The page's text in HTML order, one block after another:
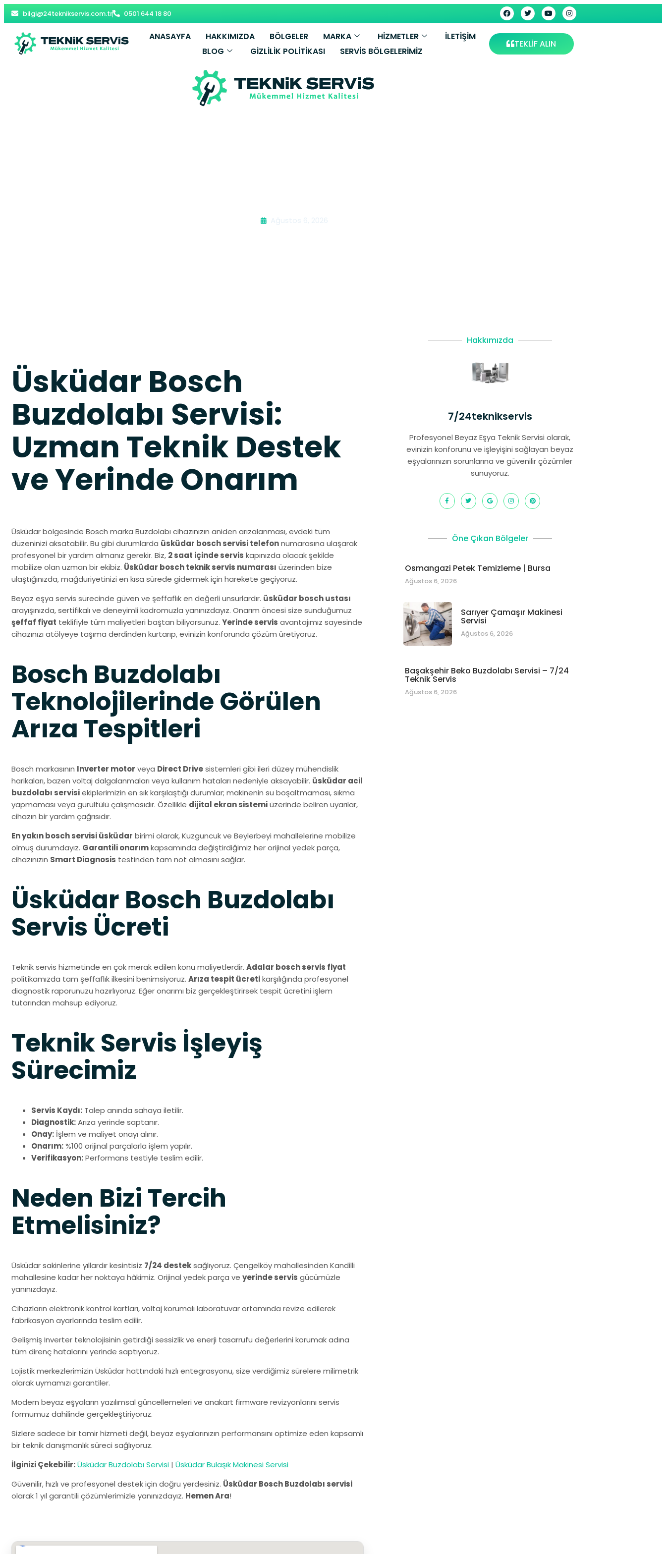
bilgi@24teknikservis.com.tr 0501 644 18 80
ANASAYFA HAKKIMIZDA BÖLGELER MARKA HİZMETLER
İLETIŞIM
BLOG
GIZLILIK POLITIKASI SERVIS BÖLGELERIMIZ
TEKLİF ALIN
Ağustos 6, 2026
Üsküdar Bosch
Buzdolabı Servisi:
Uzman Teknik Destek
ve Yerinde Onarım
Üsküdar bölgesinde Bosch marka Buzdolabı cihazınızın aniden arızalanması, evdeki tüm
düzeninizi aksatabilir. Bu gibi durumlarda üsküdar bosch servisi telefonnumarasına ulaşarak
profesyonel bir yardım almanız gerekir. Biz, 2 saat içinde servis kapınızda olacak şekilde
mobilize olan uzman bir ekibiz. Üsküdar bosch teknik servis numarası üzerinden bize
ulaştığınızda, mağduriyetinizi en kısa sürede gidermek için harekete geçiyoruz.
Beyaz eşya servis sürecinde güven ve şeffaflık en değerli unsurlardır. üsküdar bosch ustası
arayışınızda, sertifikalı ve deneyimli kadromuzla yanınızdayız. Onarım öncesi size sunduğumuz
şeffaf fiyat teklifiyle tüm maliyetleri baştan biliyorsunuz. Yerinde servis avantajımız sayesinde
cihazınızı atölyeye taşıma derdinden kurtarıp, evinizin konforunda çözüm üretiyoruz.
Bosch Buzdolabı
Teknolojilerinde Görülen
Arıza Tespitleri
Bosch markasının Inverter motor veya Direct Drivesistemleri gibi ileri düzey mühendislik
harikaları, bazen voltaj dalgalanmaları veya kullanım hataları nedeniyle aksayabilir. üsküdar acil
buzdolabı servisiekiplerimizin en sık karşılaştığı durumlar; makinenin su boşaltmaması, sıkma
yapmaması veya gürültülü çalışmasıdır. Özellikle dijital ekran sistemiüzerinde beliren uyarılar,
cihazın bir yardım çağrısıdır.
En yakın bosch servisi üsküdar birimi olarak, Kuzguncuk ve Beylerbeyi mahallelerine mobilize
olmuş durumdayız. Garantili onarımkapsamında değiştirdiğimiz her orijinal yedek parça,
cihazınızın Smart Diagnosis testinden tam not almasını sağlar.
Üsküdar Bosch Buzdolabı
Servis Ücreti
Teknik servis hizmetinde en çok merak edilen konu maliyetlerdir. Adalar bosch servis fiyat
politikamızda tam şeffaflık ilkesini benimsiyoruz. Arıza tespit ücretikarşılığında profesyonel
diagnostik raporunuzu hazırlıyoruz. Eğer onarımı biz gerçekleştirirsek tespit ücretini işlem
tutarından mahsup ediyoruz.
Teknik Servis İşleyiş
Sürecimiz
Servis Kaydı: Talep anında sahaya iletilir.
Diagnostik:Arıza yerinde saptanır.
Onay: İşlem ve maliyet onayı alınır.
Onarım:%100 orijinal parçalarla işlem yapılır.
Verifikasyon:Performans testiyle teslim edilir.
Neden Bizi Tercih
Etmelisiniz?
Üsküdar sakinlerine yıllardır kesintisiz 7/24 desteksağlıyoruz. Çengelköy mahallesinden Kandilli
mahallesine kadar her noktaya hâkimiz. Orijinal yedek parça ve yerinde servis gücümüzle
yanınızdayız.
Cihazların elektronik kontrol kartları, voltaj korumalı laboratuvar ortamında revize edilerek
fabrikasyon ayarlarında teslim edilir.
Gelişmiş Inverter teknolojisinin getirdiği sessizlik ve enerji tasarrufu değerlerini korumak adına
tüm direnç hatalarını yerinde saptıyoruz.
Lojistik merkezlerimizin Üsküdar hattındaki hızlı entegrasyonu, size verdiğimiz sürelere milimetrik
olarak uymamızı garantiler.
Modern beyaz eşyaların yazılımsal güncellemeleri ve anakart firmware revizyonlarını servis
formumuz dahilinde gerçekleştiriyoruz.
Sizlere sadece bir tamir hizmeti değil, beyaz eşyalarınızın performansını optimize eden kapsamlı
bir teknik danışmanlık süreci sağlıyoruz.
İlginizi Çekebilir:Üsküdar Buzdolabı Servisi | Üsküdar Bulaşık Makinesi Servisi
Güvenilir, hızlı ve profesyonel destek için doğru yerdesiniz. Üsküdar Bosch Buzdolabı servisi
olarak 1 yıl garantili çözümlerimizle yanınızdayız. Hemen Ara!
Hakkımızda
7/24teknikservis
Profesyonel Beyaz Eşya Teknik Servisi olarak,
evinizin konforunu ve işleyişini sağlayan beyaz
eşyalarınızın sorunlarına ve güvenilir çözümler
sunuyoruz.
Öne Çıkan Bölgeler
Osmangazi Petek Temizleme | Bursa
Ağustos 6, 2026
Sarıyer Çamaşır Makinesi
Servisi
Ağustos 6, 2026
Başakşehir Beko Buzdolabı Servisi – 7/24
Teknik Servis
Ağustos 6, 2026